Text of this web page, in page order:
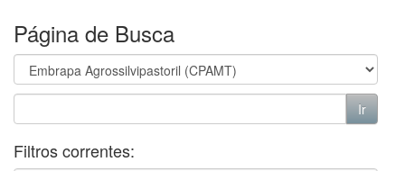
Página de Busca
Filtros correntes: